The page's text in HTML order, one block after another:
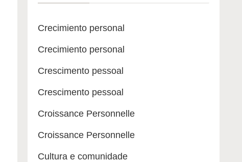
Crecimiento personal
Crecimiento personal
Crescimento pessoal
Crescimento pessoal
Croissance Personnelle
Croissance Personnelle
Cultura e comunidade